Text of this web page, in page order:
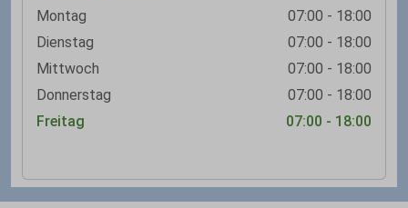
Montag
07:00 - 18:00
Dienstag
07:00 - 18:00
Mittwoch
07:00 - 18:00
Donnerstag
07:00 - 18:00
Freitag
07:00 - 18:00